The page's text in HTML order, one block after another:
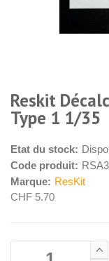
Reskit
Type 1 1/35
Etat du stock:
Code produit:
Marque: ResKit
CHF 5.70